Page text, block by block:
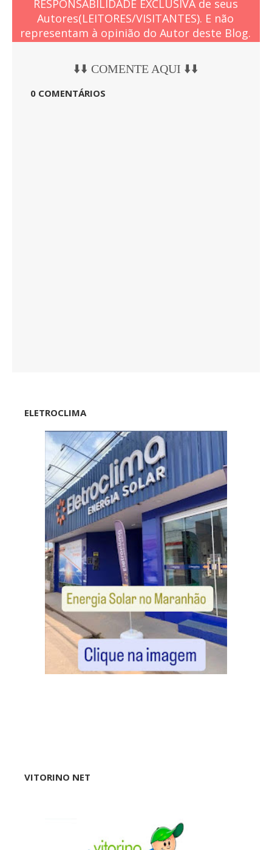
RESPONSABILIDADE EXCLUSIVA de seus
Autores(LEITORES/VISITANTES). E não
representam à opinião do Autor deste Blog.
⬇️⬇️ COMENTE AQUI ⬇️⬇️
0 COMENTÁRIOS
ELETROCLIMA
VITORINO NET